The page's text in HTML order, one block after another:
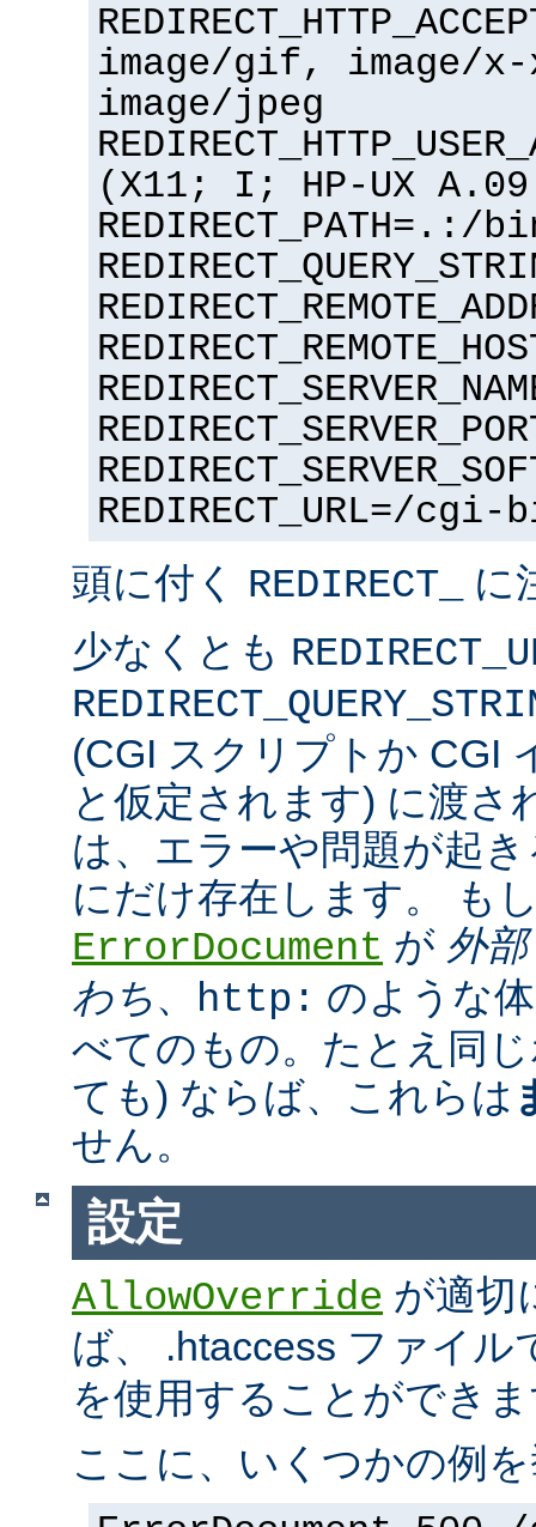
image/gif, image/x-
image/jpeg
(X11; I; HP-UX
REDIRECT_URL=/
頭に付く REDIRECT_
に
少なくとも
(CGI スクリプトか CGI
と仮定されます) に渡さ
は、エラーや問題が起
にだけ存在します。 も
ErrorDocument が 外部
わち、 http: のような
べてのもの。たとえ同
ても) ならば、これらは
せん。
設定
AllowOverride が適切
ば、 .htaccess ファイル
を使用することができ
ここに、いくつかの例